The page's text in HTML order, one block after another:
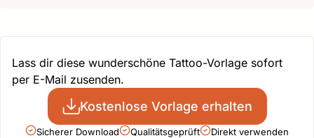
Lass dir diese wunderschöne Tattoo-Vorlage sofort
per E-Mail zusenden.
Kostenlose Vorlage erhalten
Sicherer Download Qualitätsgeprüft Direkt verwenden